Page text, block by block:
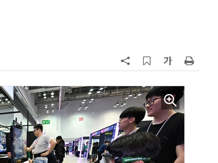
“포항을 '제조 AX' 글로벌 거점으
로벌 협력 속도
8
AI 반도체가 데이터 변화 맞춰 반
응...KAIST, '카멜레온 AI 반도체' 개
발
9
국립광주과학관, '여름방학 AI 탐사
대' 운영…10개 AI 동아리 참가